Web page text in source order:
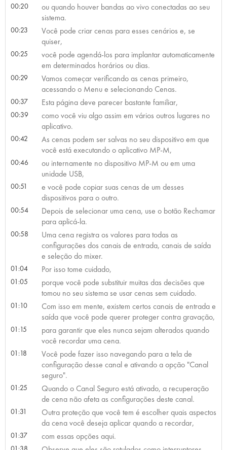
00:20
ou quando houver bandas ao vivo conectadas ao seu
sistema.
00:23
Você pode criar cenas para esses cenários e, se
quiser,
00:25
você pode agendá-los para implantar automaticamente
em determinados horários ou dias.
00:29
Vamos começar verificando as cenas primeiro,
acessando o Menu e selecionando Cenas.
00:37 Esta página deve parecer bastante familiar,
00:39
como você viu algo assim em vários outros lugares no
aplicativo.
00:42
As cenas podem ser salvas no seu dispositivo em que
você está executando o aplicativo MP-M,
00:46
ou internamente no dispositivo MP-M ou em uma
unidade USB,
00:51
e você pode copiar suas cenas de um desses
dispositivos para o outro.
00:54
Depois de selecionar uma cena, use o botão Rechamar
para aplicá-la.
00:58
Uma cena registra os valores para todas as
configurações dos canais de entrada, canais de saída
e seleção do mixer.
01:04 Por isso tome cuidado,
01:05
porque você pode substituir muitas das decisões que
tomou no seu sistema se usar cenas sem cuidado.
01:10
Com isso em mente, existem certos canais de entrada e
saída que você pode querer proteger contra gravação,
01:15
para garantir que eles nunca sejam alterados quando
você recordar uma cena.
01:18
Você pode fazer isso navegando para a tela de
configuração desse canal e ativando a opção "Canal
seguro".
01:25
Quando o Canal Seguro está ativado, a recuperação
de cena não afeta as configurações deste canal.
01:31
Outra proteção que você tem é escolher quais aspectos
da cena você deseja aplicar quando a recordar,
01:37 com essas opções aqui.